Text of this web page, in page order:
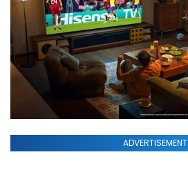
ADVERTISEMENT